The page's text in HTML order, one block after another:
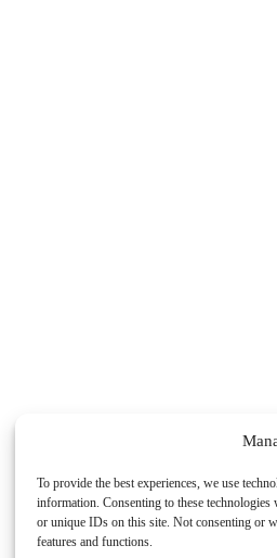
To provide the best experiences, we use
information. Consenting to these
or unique IDs on this site. Not consenting or
features and functions.